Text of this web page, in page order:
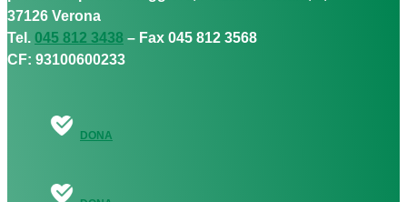
37126 Verona
Tel. 045 812 3438 – Fax 045 812 3568
CF: 93100600233
DONA